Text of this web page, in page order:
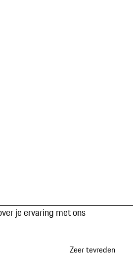
je ervaring met ons
Zeer tevreden